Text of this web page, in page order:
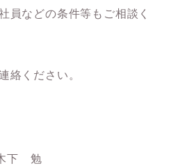
員などの条件等もご相談く
絡ください。
下 勉